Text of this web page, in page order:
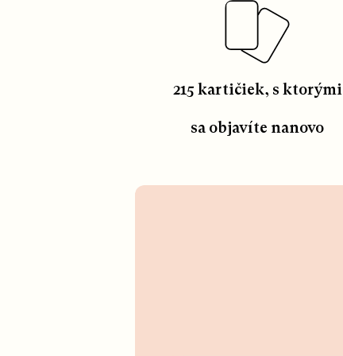
215 kartičiek, s ktorými
sa objavíte nanovo